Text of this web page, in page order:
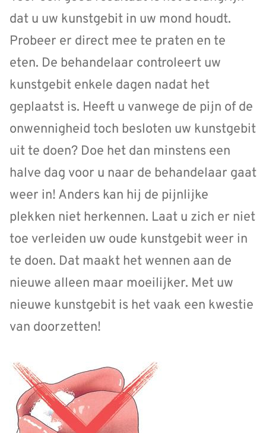
dat u uw kunstgebit in uw mond houdt.
Probeer er direct mee te praten en te
eten. De behandelaar controleert uw
kunstgebit enkele dagen nadat het
geplaatst is. Heeft u vanwege de pijn of de
onwennigheid toch besloten uw kunstgebit
uit te doen? Doe het dan minstens een
halve dag voor u naar de behandelaar gaat
weer in! Anders kan hij de pijnlijke
plekken niet herkennen. Laat u zich er niet
toe verleiden uw oude kunstgebit weer in
te doen. Dat maakt het wennen aan de
nieuwe alleen maar moeilijker. Met uw
nieuwe kunstgebit is het vaak een kwestie
van doorzetten!